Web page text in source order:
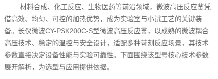
材料合成、化工反应、生物医药等前沿领域，微波高压反应釜凭
借高效、均匀、可控的加热优势，成为实验室与小试工艺的关键装
备。长仪微波CY-PSK200C-S型微波高压反应釜，以成熟的微波耦合
高压技术、稳定的温控与安全设计，适配多种苛刻反应场景，其技术
参数直接决定设备性能与实验可靠性。下面围绕该型号核心技术参数
展开解析，为选型与应用提供依据。